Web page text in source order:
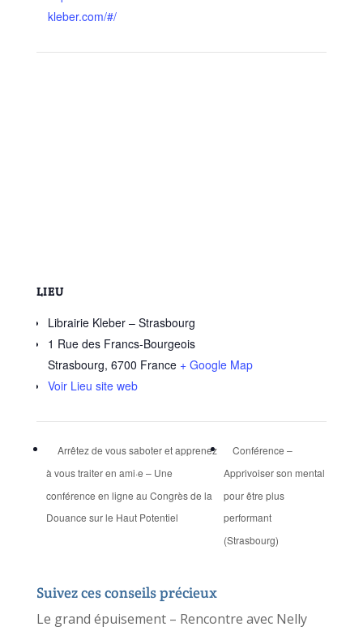
kleber.com/#/
LIEU
Librairie Kleber – Strasbourg
1 Rue des Francs-Bourgeois
Strasbourg, 6700 France + Google Map
Voir Lieu site web
Arrêtez de vous saboter et apprenez
à vous traiter en ami·e – Une
conférence en ligne au Congrès de la
Douance sur le Haut Potentiel
Conférence –
Apprivoiser son mental
pour être plus
performant
(Strasbourg)
Suivez ces conseils précieux
Le grand épuisement – Rencontre avec Nelly